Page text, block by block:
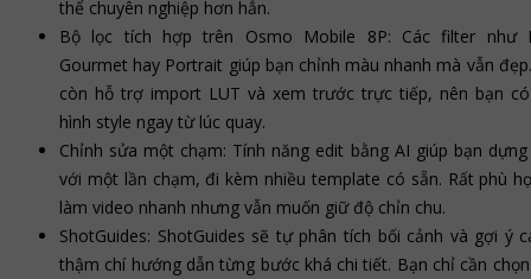
thể chuyên nghiệp hơn hẳn.
Bộ lọc tích hợp trên Osmo Mobile 8P: Các filter như
Gourmet hay Portrait giúp bạn chỉnh màu nhanh mà vẫn
còn hỗ trợ import LUT và xem trước trực tiếp, nên bạn
hình style ngay từ lúc quay.
Chỉnh sửa một chạm: Tính năng edit bằng AI giúp bạn
với một lần chạm, đi kèm nhiều template có sẵn. Rất phù
làm video nhanh nhưng vẫn muốn giữ độ chỉn chu.
ShotGuides: ShotGuides sẽ tự phân tích bối cảnh và gợi ý
thậm chí hướng dẫn từng bước khá chi tiết. Bạn chỉ cần